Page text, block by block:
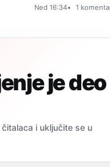
Ned 16:34 1
je deo
i uključite se u